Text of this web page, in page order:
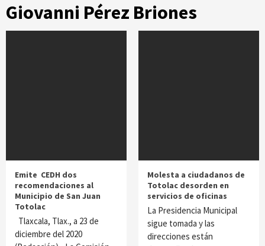
Giovanni Pérez Briones
Emite CEDH dos
recomendaciones al
Municipio de San Juan
Totolac
Tlaxcala, Tlax., a 23 de
diciembre del 2020
Molesta a ciudadanos de
Totolac desorden en
servicios de oficinas
La Presidencia Municipal
sigue tomada y las
direcciones están